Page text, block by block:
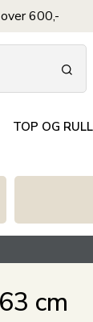
600,-
TOP OG
cm